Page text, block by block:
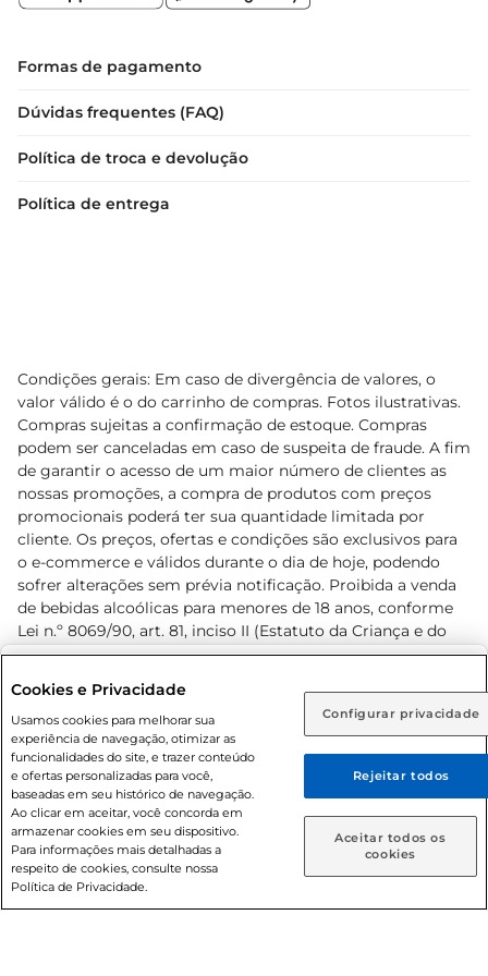
Rio de Janeiro (RJ) Goiás (GO)
Ou
Caso queira comprar online, informe como deseja receber
suas compras:
Entrega em casa Retire em Loja
Formas de pagamento
Dúvidas frequentes (FAQ)
Política de troca e devolução
Política de entrega
Condições gerais: Em caso de divergência de valores, o
valor válido é o do carrinho de compras. Fotos ilustrativas.
Compras sujeitas a confirmação de estoque. Compras
podem ser canceladas em caso de suspeita de fraude. A fim
de garantir o acesso de um maior número de clientes as
nossas promoções, a compra de produtos com preços
promocionais poderá ter sua quantidade limitada por
cliente. Os preços, ofertas e condições são exclusivos para
o e-commerce e válidos durante o dia de hoje, podendo
sofrer alterações sem prévia notificação. Proibida a venda
de bebidas alcoólicas para menores de 18 anos, conforme
Lei n.º 8069/90, art. 81, inciso II (Estatuto da Criança e do
Adolescente). Preços e condições exclusivos para o
prévio. O valor mínimo para as compras on-line é de R$
80,00.
© 2026 Copyright. Todos os direitos
reservados Prezunic.
Cookies e Privacidade
Usamos cookies para melhorar sua
experiência de navegação, otimizar as
funcionalidades do site, e trazer conteúdo
e ofertas personalizadas para você,
baseadas em seu histórico de navegação.
Ao clicar em aceitar, você concorda em
armazenar cookies em seu dispositivo.
Para informações mais detalhadas a
respeito de cookies, consulte nossa
Política de Privacidade.
Configurar privacidade
Rejeitar todos
Aceitar todos os
cookies